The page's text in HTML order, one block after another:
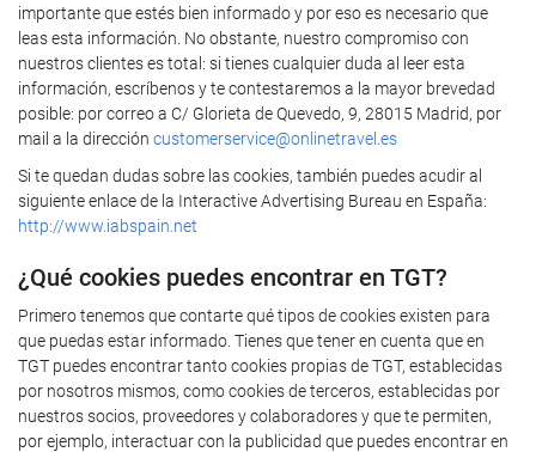
importante que estés bien informado y por eso es necesario que
leas esta información. No obstante, nuestro compromiso con
nuestros clientes es total: si tienes cualquier duda al leer esta
información, escríbenos y te contestaremos a la mayor brevedad
posible: por correo a C/ Glorieta de Quevedo, 9, 28015 Madrid, por
mail a la dirección customerservice@onlinetravel.es
Si te quedan dudas sobre las cookies, también puedes acudir al
siguiente enlace de la Interactive Advertising Bureau en España:
http://www.iabspain.net
¿Qué cookies puedes encontrar en TGT?
Primero tenemos que contarte qué tipos de cookies existen para
que puedas estar informado. Tienes que tener en cuenta que en
TGT puedes encontrar tanto cookies propias de TGT, establecidas
por nosotros mismos, como cookies de terceros, establecidas por
nuestros socios, proveedores y colaboradores y que te permiten,
por ejemplo, interactuar con la publicidad que puedes encontrar en